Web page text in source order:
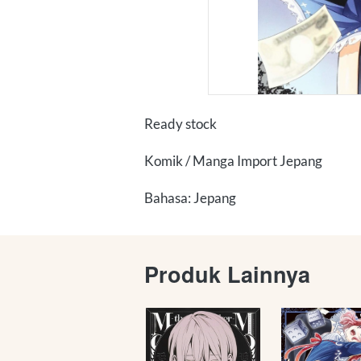
Ready stock
Komik / Manga Import Jepang
Bahasa: Jepang
Produk Lainnya